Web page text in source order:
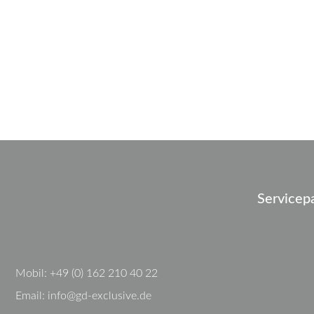
Mobil: +49 (0) 162 210 40 22
Email: info@gd-exclusive.de